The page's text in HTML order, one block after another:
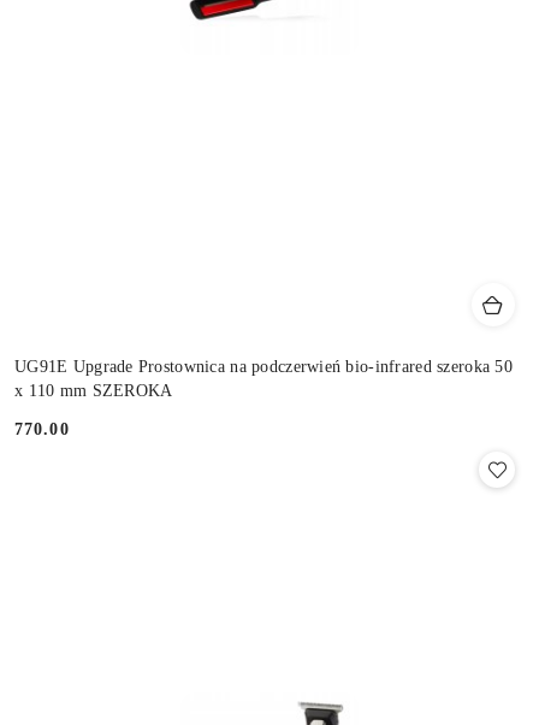
UG91E Upgrade Prostownica na podczerwień bio-infrared szeroka 50
x 110 mm SZEROKA
Cena:
770.00